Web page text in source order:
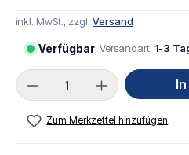
inkl. MwSt., zzgl. Versand
Verfügbar· Versandart: 1-3
Produkt Anzahl: Gib
Zum Merkzettel hinzufügen